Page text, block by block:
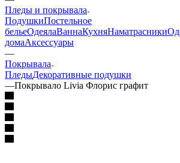
Пледы и покрывала
ПодушкиПостельное
бельеОдеялаВаннаКухняНаматрасники
домаАксессуары
—
Покрывала
ПледыДекоративные подушки
—Покрывало Livia Флорис графит